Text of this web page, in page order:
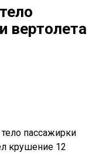
вертолета
пассажирки
крушение 12